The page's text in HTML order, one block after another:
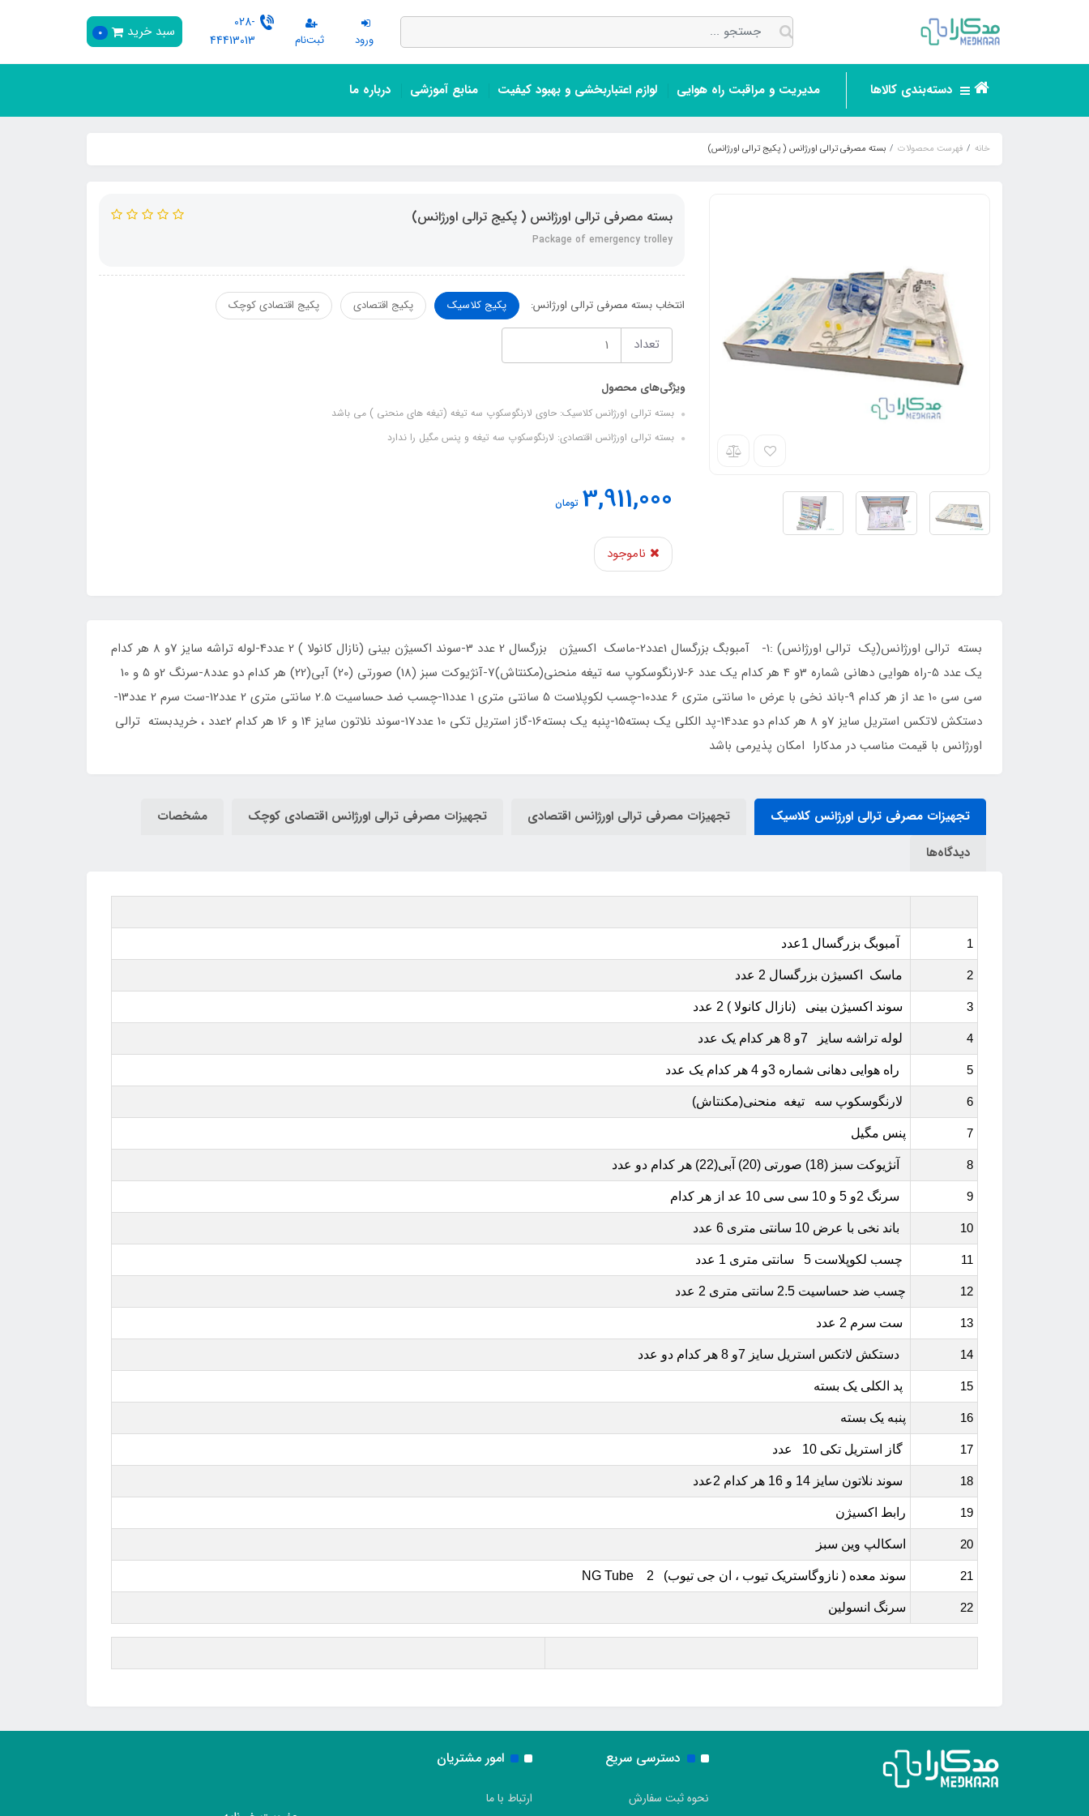
ورود ثبت‌نام
028-
44413013
سبد خرید 0
دسته‌بندی کالاها مدیریت و مراقبت راه هوایی لوازم اعتباربخشی و بهبود کیفیت منابع آموزشی درباره ما
خانه فهرست محصولات بسته مصرفی ترالی اورژانس ( پکیج ترالی اورژانس)
بسته مصرفی ترالی اورژانس ( پکیج ترالی اورژانس)
Package of emergency trolley
انتخاب بسته مصرفی ترالی اورژانس: پکیج کلاسیک پکیج اقتصادی پکیج اقتصادی کوچک
تعداد
ویژگی‌های محصول
بسته ترالی اورژانس کلاسیک: حاوی لارنگوسکوپ سه تیغه (تیغه های منحنی ) می باشد
بسته ترالی اورژانس اقتصادی: لارنگوسکوپ سه تیغه و پنس مگیل را ندارد
3,911,000 تومان
ناموجود
بسته ترالی اورژانس(پک ترالی اورژانس) :1- آمبوبگ بزرگسال 1عدد2-ماسک اکسیژن بزرگسال 2 عدد 3-سوند اکسیژن بینی (نازال کانولا ) 2 عدد4-لوله تراشه سایز 7و 8 هر کدام
یک عدد 5-راه هوایی دهانی شماره 3و 4 هر کدام یک عدد 6-لارنگوسکوپ سه تیغه منحنی(مکنتاش)7-آنژیوکت سبز (18) صورتی (20) آبی(22) هر کدام دو عدد8-سرنگ 2و 5 و 10
سی سی 10 عد از هر کدام 9-باند نخی با عرض 10 سانتی متری 6 عدد10-چسب لکوپلاست 5 سانتی متری 1 عدد11-چسب ضد حساسیت 2.5 سانتی متری 2 عدد12-ست سرم 2 عدد13-
دستکش لاتکس استریل سایز 7و 8 هر کدام دو عدد14-پد الکلی یک بسته15-پنبه یک بسته16-گاز استریل تکی 10 عدد17-سوند نلاتون سایز 14 و 16 هر کدام 2عدد ، خریدبسته ترالی
اورژانس با قیمت مناسب در مدکارا امکان پذیرمی باشد
تجهیزات مصرفی ترالی اورژانس کلاسیک تجهیزات مصرفی ترالی اورژانس اقتصادی تجهیزات مصرفی ترالی اورژانس اقتصادی کوچک
مشخصات
دیدگاه‌ها
1 آمبوبگ بزرگسال 1عدد
2 ماسک اکسیژن بزرگسال 2 عدد
3 سوند اکسیژن بینی (نازال کانولا ) 2 عدد
4 لوله تراشه سایز 7و 8 هر کدام یک عدد
5 راه هوایی دهانی شماره 3و 4 هر کدام یک عدد
6 لارنگوسکوپ سه تیغه منحنی(مکنتاش)
7 پنس مگیل
8 آنژیوکت سبز (18) صورتی (20) آبی(22) هر کدام دو عدد
9 سرنگ 2و 5 و 10 سی سی 10 عد از هر کدام
10 باند نخی با عرض 10 سانتی متری 6 عدد
11 چسب لکوپلاست 5 سانتی متری 1 عدد
12 چسب ضد حساسیت 2.5 سانتی متری 2 عدد
13 ست سرم 2 عدد
14 دستکش لاتکس استریل سایز 7و 8 هر کدام دو عدد
15 پد الکلی یک بسته
16 پنبه یک بسته
17 گاز استریل تکی 10 عدد
18 سوند نلاتون سایز 14 و 16 هر کدام 2عدد
19 رابط اکسیژن
20 اسکالپ وین سبز
21 سوند معده ( نازوگاستریک تیوب ، ان جی تیوب) NG Tube 2
22 سرنگ انسولین
دسترسی سریع
نحوه ثبت سفارش
امور مشتریان
ارتباط با ما